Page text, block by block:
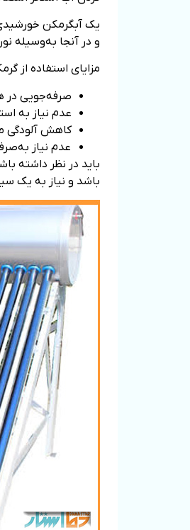
یک آبگرمکن
و در آنجا به‌وسیله
مزایای استفاده از
صرفه‌جویی در
عدم نیاز به
کاهش آلودگی
عدم نیاز
باید در نظر داشته
باشد و نیاز به یک